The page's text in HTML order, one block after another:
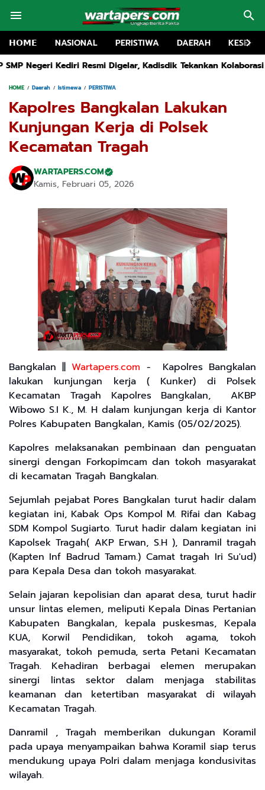
𝗛𝗢𝗠𝗘 NASIONAL PERISTIWA DAERAH
Kadisdik Tekankan Kolaborasi Wujudkan Pendidikan
HOME Daerah Istimewa PERISTIWA
Kapolres Bangkalan Lakukan
Kunjungan Kerja di Polsek
Kecamatan Tragah
WARTAPERS.COM
Kamis, Februari 05, 2026
Bangkalan ||Wartapers.com - Kapolres Bangkalan
lakukan kunjungan kerja ( Kunker) di Polsek
Kecamatan Tragah Kapolres Bangkalan, AKBP
Wibowo S.I K., M. H dalam kunjungan kerja di Kantor
Polres Kabupaten Bangkalan, Kamis (05/02/2025).
Kapolres melaksanakan pembinaan dan penguatan
sinergi dengan Forkopimcam dan tokoh masyarakat
di kecamatan Tragah Bangkalan.
Sejumlah pejabat Pores Bangkalan turut hadir dalam
kegiatan ini, Kabak Ops Kompol M. Rifai dan Kabag
SDM Kompol Sugiarto. Turut hadir dalam kegiatan ini
Kapolsek Tragah( AKP Erwan, S.H ), Danramil tragah
(Kapten Inf Badrud Tamam.) Camat tragah Iri Su'ud)
para Kepala Desa dan tokoh masyarakat.
Selain jajaran kepolisian dan aparat desa, turut hadir
unsur lintas elemen, meliputi Kepala Dinas Pertanian
Kabupaten Bangkalan, kepala puskesmas, Kepala
KUA, Korwil Pendidikan, tokoh agama, tokoh
masyarakat, tokoh pemuda, serta Petani Kecamatan
Tragah. Kehadiran berbagai elemen merupakan
sinergi lintas sektor dalam menjaga stabilitas
keamanan dan ketertiban masyarakat di wilayah
Kecamatan Tragah.
Danramil , Tragah memberikan dukungan Koramil
pada upaya menyampaikan bahwa Koramil siap terus
mendukung upaya Polri dalam menjaga kondusivitas
wilayah.